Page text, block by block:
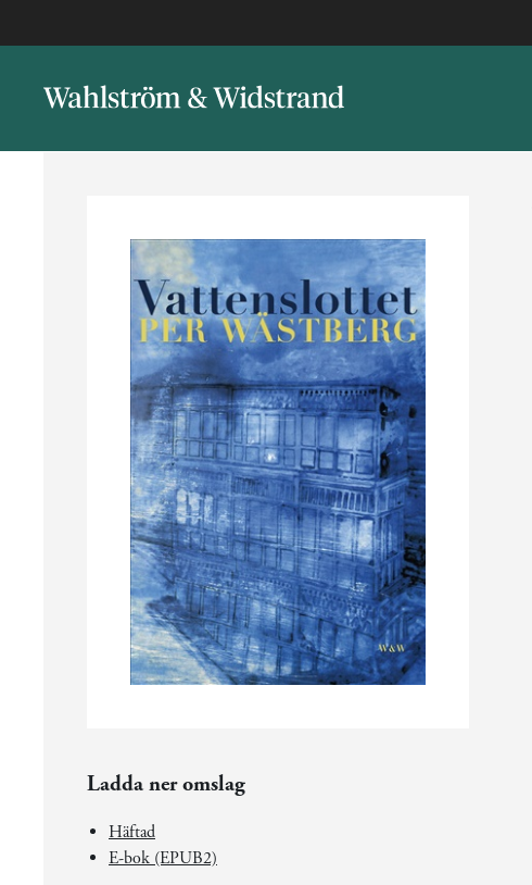
Ladda ner omslag
Häftad
E-bok (EPUB2)